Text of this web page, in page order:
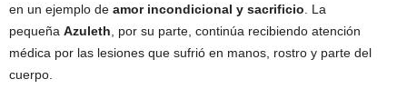
en un ejemplo de amor incondicional y sacrificio . La
pequeña Azuleth , por su parte, continúa recibiendo atención
médica por las lesiones que sufrió en manos, rostro y parte del
cuerpo.